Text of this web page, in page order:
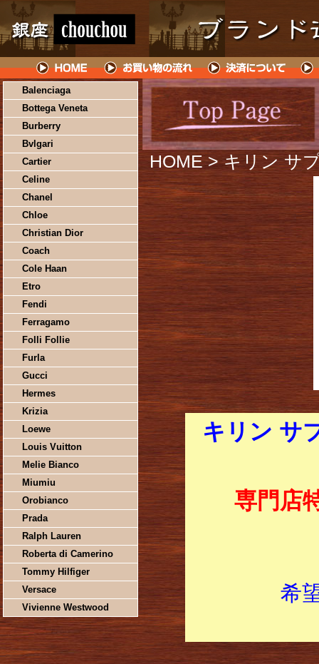
Balenciaga
Bottega Veneta
Burberry
Bvlgari
Cartier
Celine
Chanel
Chloe
Christian Dior
Coach
Cole Haan
Etro
Fendi
Ferragamo
Folli Follie
Furla
Gucci
Hermes
Krizia
Loewe
Louis Vuitton
Melie Bianco
Miumiu
Orobianco
Prada
Ralph Lauren
Roberta di Camerino
Tommy Hilfiger
Versace
Vivienne Westwood
HOME > キリン サ
キリン サ
専門店
希